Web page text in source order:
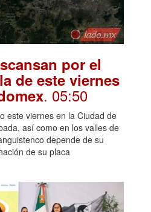
por el
de este viernes
. 05:50
este viernes en la Ciudad de
así como en los valles de
depende de su
de su placa